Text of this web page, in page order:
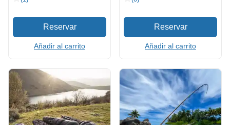
Añadir al carrito Añadir al carrito